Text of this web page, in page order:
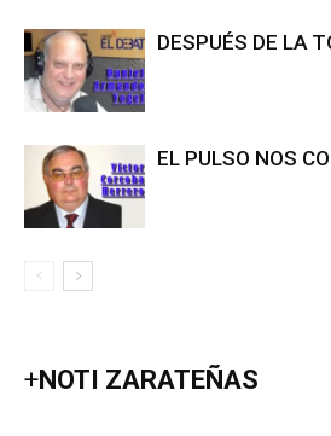
DESPUÉS DE LA
EL PULSO NOS
+NOTI ZARATEÑAS